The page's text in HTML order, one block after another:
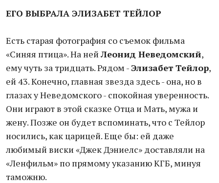
ЕГО ВЫБРАЛА ЭЛИЗАБЕТ ТЕЙЛОР
Есть старая фотография со съемок фильма
«Синяя птица». На ней Леонид Неведомский,
ему чуть за тридцать. Рядом -Элизабет Тейлор,
ей 43. Конечно, главная звезда здесь - она, но в
глазах у Неведомского - спокойная уверенность.
Они играют в этой сказке Отца и Мать, мужа и
жену. Позже он будет вспоминать, что с Тейлор
носились, как царицей. Еще бы: ей даже
любимый виски «Джек Дэниелс» доставляли на
«Ленфильм» по прямому указанию КГБ, минуя
таможню.